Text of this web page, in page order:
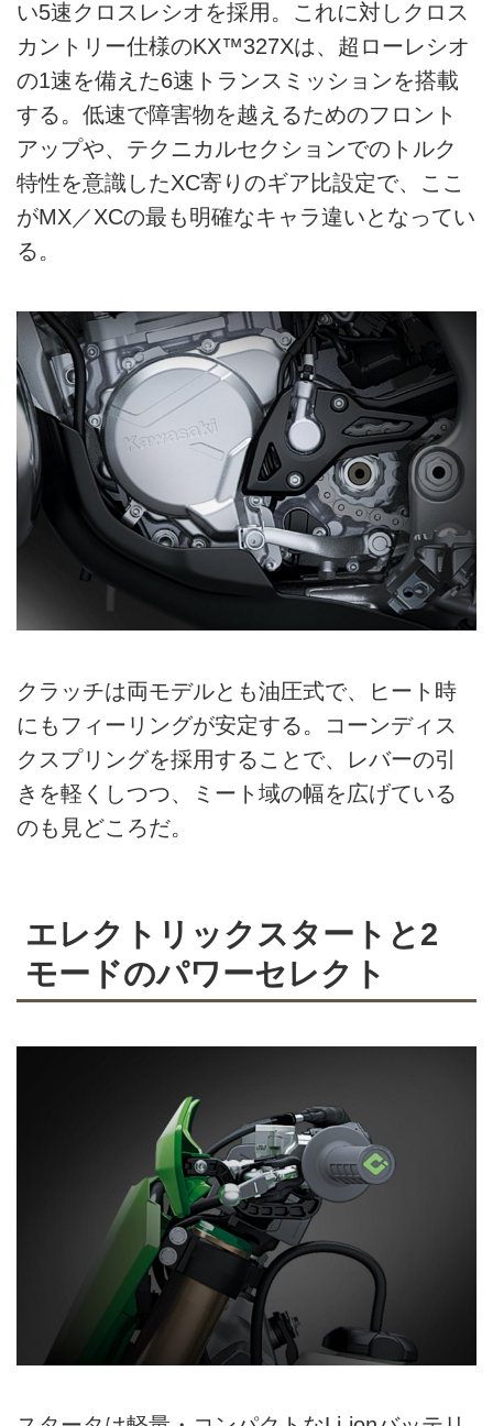
い5速クロスレシオを採用。これに対しクロス
カントリー仕様のKX™327Xは、超ローレシオ
の1速を備えた6速トランスミッションを搭載
する。低速で障害物を越えるためのフロント
アップや、テクニカルセクションでのトルク
特性を意識したXC寄りのギア比設定で、ここ
がMX／XCの最も明確なキャラ違いとなってい
る。
クラッチは両モデルとも油圧式で、ヒート時
にもフィーリングが安定する。コーンディス
クスプリングを採用することで、レバーの引
きを軽くしつつ、ミート域の幅を広げている
のも見どころだ。
エレクトリックスタートと2
モードのパワーセレクト